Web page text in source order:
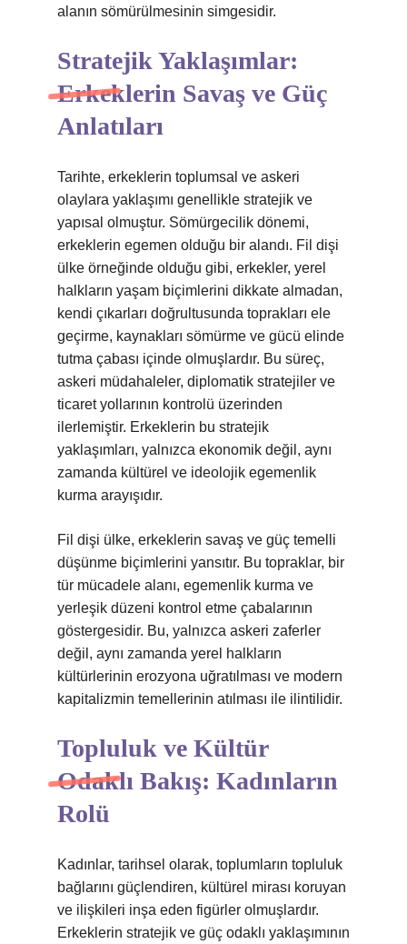
alanın sömürülmesinin simgesidir.
Stratejik Yaklaşımlar:
Erkeklerin Savaş ve Güç
Anlatıları
Tarihte, erkeklerin toplumsal ve askeri
olaylara yaklaşımı genellikle stratejik ve
yapısal olmuştur. Sömürgecilik dönemi,
erkeklerin egemen olduğu bir alandı. Fil dişi
ülke örneğinde olduğu gibi, erkekler, yerel
halkların yaşam biçimlerini dikkate almadan,
kendi çıkarları doğrultusunda toprakları ele
geçirme, kaynakları sömürme ve gücü elinde
tutma çabası içinde olmuşlardır. Bu süreç,
askeri müdahaleler, diplomatik stratejiler ve
ticaret yollarının kontrolü üzerinden
ilerlemiştir. Erkeklerin bu stratejik
yaklaşımları, yalnızca ekonomik değil, aynı
zamanda kültürel ve ideolojik egemenlik
kurma arayışıdır.
Fil dişi ülke, erkeklerin savaş ve güç temelli
düşünme biçimlerini yansıtır. Bu topraklar, bir
tür mücadele alanı, egemenlik kurma ve
yerleşik düzeni kontrol etme çabalarının
göstergesidir. Bu, yalnızca askeri zaferler
değil, aynı zamanda yerel halkların
kültürlerinin erozyona uğratılması ve modern
kapitalizmin temellerinin atılması ile ilintilidir.
Topluluk ve Kültür
Odaklı Bakış: Kadınların
Rolü
Kadınlar, tarihsel olarak, toplumların topluluk
bağlarını güçlendiren, kültürel mirası koruyan
ve ilişkileri inşa eden figürler olmuşlardır.
Erkeklerin stratejik ve güç odaklı yaklaşımının